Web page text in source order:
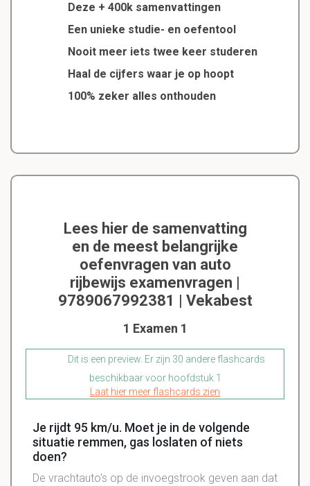
Deze + 400k samenvattingen
Een unieke studie- en oefentool
Nooit meer iets twee keer studeren
Haal de cijfers waar je op hoopt
100% zeker alles onthouden
Lees hier de samenvatting
en de meest belangrijke
oefenvragen van auto
rijbewijs examenvragen |
9789067992381 | Vekabest
1 Examen 1
Dit is een preview. Er zijn 30 andere flashcards
beschikbaar voor hoofdstuk 1
Laat hier meer flashcards zien
Je rijdt 95 km/u. Moet je in de volgende
situatie remmen, gas loslaten of niets
doen?
De vrachtauto's op de invoegstrook geven aan dat